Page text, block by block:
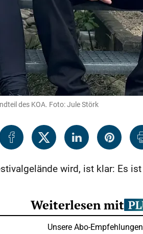
des KOA. Foto: Jule Störk
wird, ist klar: Es